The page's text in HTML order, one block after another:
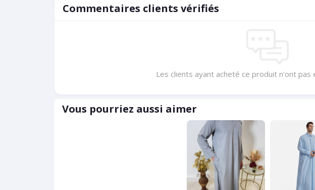
Commentaires clients vérifiés
Les clients ayant acheté ce produit n'ont pas
Vous pourriez aussi aimer